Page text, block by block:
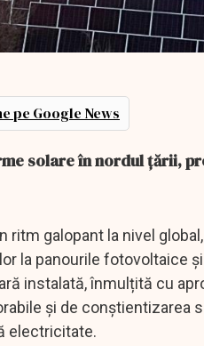
pe Google News
solare în nordul țării,
galopant la nivel
la panourile fotovoltaice
instalată, înmulțită cu
și de conștientizarea
electricitate.